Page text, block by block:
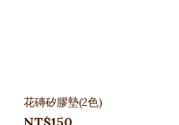
花磚矽膠墊(2色)
NT$150